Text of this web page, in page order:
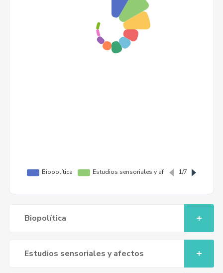
Biopolítica
Estudios sensoriales y afectos